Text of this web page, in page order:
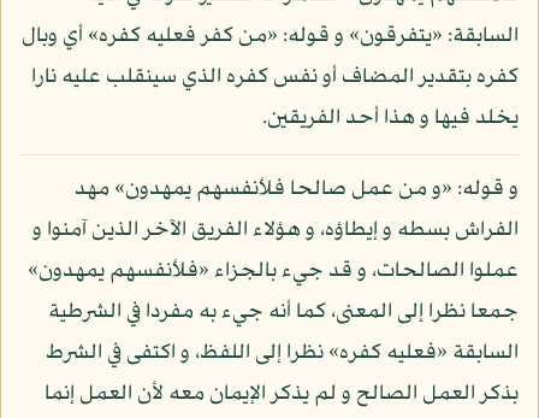
السابقة: «يتفرقون» و قوله: «من كفر فعليه كفره» أي وبال
كفره بتقدير المضاف أو نفس كفره الذي سينقلب عليه نارا
يخلد فيها و هذا أحد الفريقين.
و قوله: «و من عمل صالحا فلأنفسهم يمهدون» مهد
الفراش بسطه و إيطاؤه، و هؤلاء الفريق الآخر الذين آمنوا و
عملوا الصالحات، و قد جيء بالجزاء «فلأنفسهم يمهدون»
جمعا نظرا إلى المعنى، كما أنه جيء به مفردا في الشرطية
السابقة «فعليه كفره» نظرا إلى اللفظ، و اكتفى في الشرط
بذكر العمل الصالح و لم يذكر الإيمان معه لأن العمل إنما